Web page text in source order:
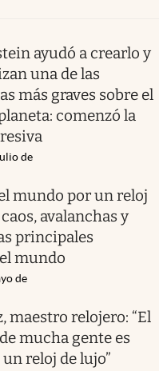
ayudó a crearlo y
una de las
más graves sobre el
comenzó la
de
mundo por un reloj
avalanchas y
principales
mundo
de
maestro relojero: “El
mucha gente es
reloj de lujo”